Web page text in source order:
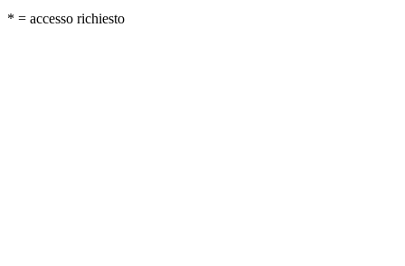
* = accesso richiesto